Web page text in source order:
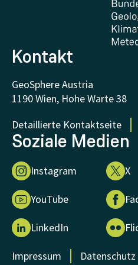
FAQ - Häufig gestellte
Forschung unterstützen
Kontakt
GeoSphere Austria
1190 Wien, Hohe Warte 38
Detaillierte Kontaktseite
Soziale Medien
Instagram X
YouTube
LinkedIn
Impressum Datenschutz